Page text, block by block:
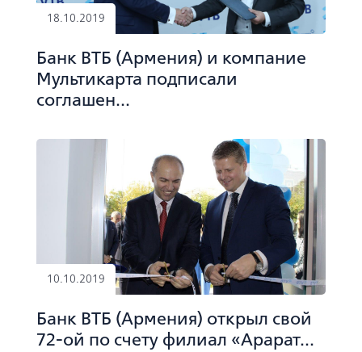
18.10.2019
Банк ВТБ (Армения) и компание
Мультикарта подписали
соглашен...
10.10.2019
Банк ВТБ (Армения) открыл свой
72-ой по счету филиал «Арарат...